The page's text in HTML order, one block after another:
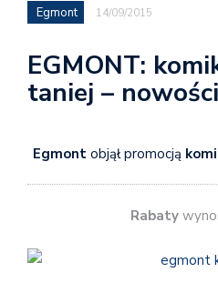
Egmont 14/09/2015
EGMONT:
taniej – nowości
Egmontobjął promocją
Rabaty